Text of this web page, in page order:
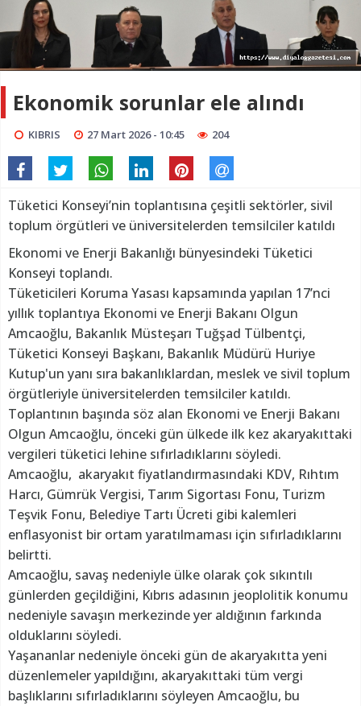
Ekonomik sorunlar ele alındı
KIBRIS 27 Mart 2026 - 10:45 204
Tüketici Konseyi’nin toplantısına çeşitli sektörler, sivil
toplum örgütleri ve üniversitelerden temsilciler katıldı
Ekonomi ve Enerji Bakanlığı bünyesindeki Tüketici
Konseyi toplandı.
Tüketicileri Koruma Yasası kapsamında yapılan 17’nci
yıllık toplantıya Ekonomi ve Enerji Bakanı Olgun
Amcaoğlu, Bakanlık Müsteşarı Tuğşad Tülbentçi,
Tüketici Konseyi Başkanı, Bakanlık Müdürü Huriye
Kutup'un yanı sıra bakanlıklardan, meslek ve sivil toplum
örgütleriyle üniversitelerden temsilciler katıldı.
Toplantının başında söz alan Ekonomi ve Enerji Bakanı
Olgun Amcaoğlu, önceki gün ülkede ilk kez akaryakıttaki
vergileri tüketici lehine sıfırladıklarını söyledi.
Amcaoğlu, akaryakıt fiyatlandırmasındaki KDV, Rıhtım
Harcı, Gümrük Vergisi, Tarım Sigortası Fonu, Turizm
Teşvik Fonu, Belediye Tartı Ücreti gibi kalemleri
enflasyonist bir ortam yaratılmaması için sıfırladıklarını
belirtti.
Amcaoğlu, savaş nedeniyle ülke olarak çok sıkıntılı
günlerden geçildiğini, Kıbrıs adasının jeoplolitik konumu
nedeniyle savaşın merkezinde yer aldığının farkında
olduklarını söyledi.
Yaşananlar nedeniyle önceki gün de akaryakıtta yeni
düzenlemeler yapıldığını, akaryakıttaki tüm vergi
başlıklarını sıfırladıklarını söyleyen Amcaoğlu, bu